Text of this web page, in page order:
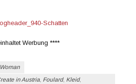
Werbung ****
Woman
in Austria, Foulard, Kleid,